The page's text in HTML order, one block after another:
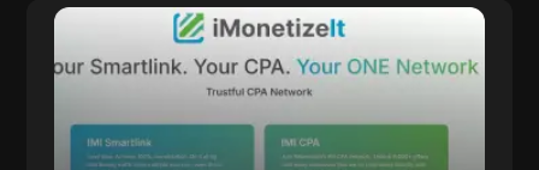
iMonetizeIt
iMonetizeIt hỗ trợ các affiliate với các công
cụ cho thị trường thương mại điện tử và tài
chính.